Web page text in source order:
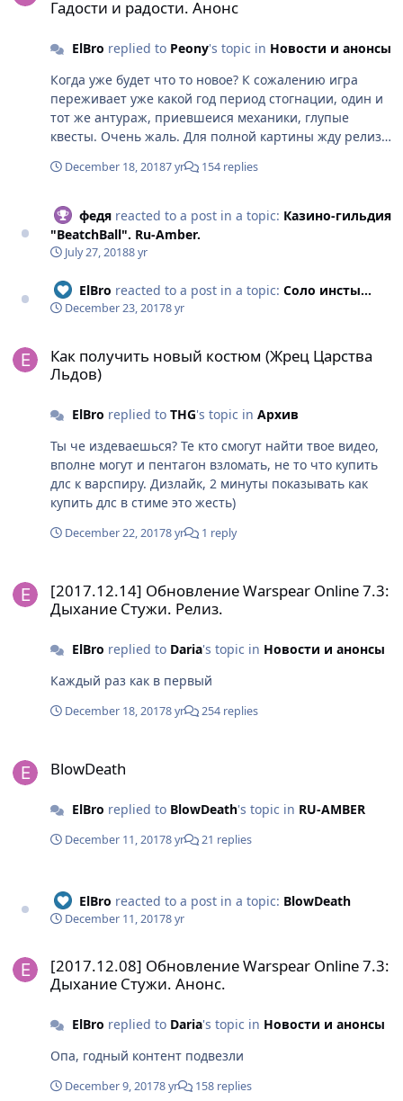
ног до головы За топами не угнаться, тебе скучно, и
взяла таргет на онли высос бабла со старых работяг...
Рейтинги падают, форум дохлый, онлайн одни боты и
барыги у ауков, в которых теряется тот малый
процент активных людей, которые заходят по
привычке. Спасибо
Гадости и радости. Анонс
ElBro replied to Peony's topic in Новости и анонсы
Когда уже будет что то новое? К сожалению игра
переживает уже какой год период стогнации, один и
тот же антураж, приевшеися механики, глупые
квесты. Очень жаль. Для полной картины жду релиза,
чуть улучшенными статами, которые нужно будет
December 18, 20187 yr 154 replies
федя reacted to a post in a topic: Казино-гильдия
"BeatchBall". Ru-Amber.
July 27, 20188 yr
ElBro reacted to a post in a topic: Соло инсты...
December 23, 20178 yr
Как получить новый костюм (Жрец Царства
Льдов)
ElBro replied to THG's topic in Архив
Ты че издеваешься? Те кто смогут найти твое видео,
вполне могут и пентагон взломать, не то что купить
длс к варспиру. Дизлайк, 2 минуты показывать как
купить длс в стиме это жесть)
December 22, 20178 yr 1 reply
[2017.12.14] Обновление Warspear Online 7.3:
Дыхание Стужи. Релиз.
ElBro replied to Daria's topic in Новости и анонсы
Каждый раз как в первый
December 18, 20178 yr 254 replies
BlowDeath
ElBro replied to BlowDeath's topic in RU-AMBER
December 11, 20178 yr 21 replies
ElBro reacted to a post in a topic: BlowDeath
December 11, 20178 yr
[2017.12.08] Обновление Warspear Online 7.3:
Дыхание Стужи. Анонс.
ElBro replied to Daria's topic in Новости и анонсы
Опа, годный контент подвезли
December 9, 20178 yr 158 replies